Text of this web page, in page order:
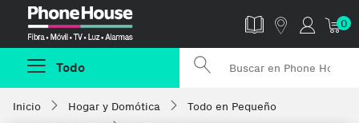
0
Todo
Inicio Hogar y Domótica
Todo en Pequeño